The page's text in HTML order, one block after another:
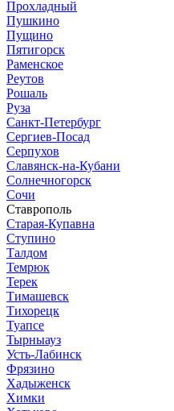
Прохладный
Пушкино
Пущино
Пятигорск
Раменское
Реутов
Рошаль
Руза
Санкт-Петербург
Сергиев-Посад
Серпухов
Славянск-на-Кубани
Солнечногорск
Сочи
Ставрополь
Старая-Купавна
Ступино
Талдом
Темрюк
Терек
Тимашевск
Тихорецк
Туапсе
Тырныауз
Усть-Лабинск
Фрязино
Хадыженск
Химки